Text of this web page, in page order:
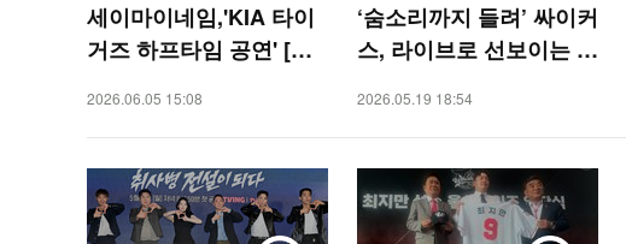
세이마이네임,'KIA 타이
거즈 하프타임 공연' [O!
2026.06.05 15:08
‘숨소리까지 들려’ 싸이커
스, 라이브로 선보이는 신
AR]
2026.05.19 18:54